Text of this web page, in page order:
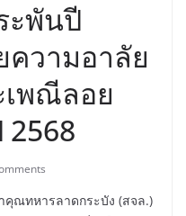
ะพันปี
ความอาลัย
พณีลอย
2568
คุณทหารลาดกระบัง (สจล.)